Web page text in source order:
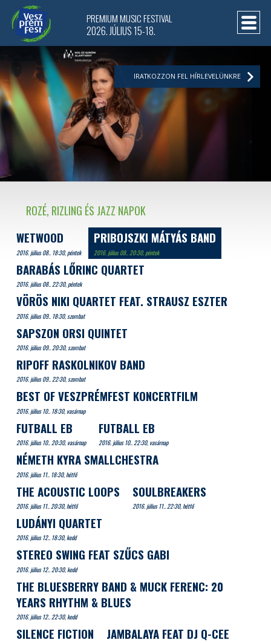
ROZÉ, RIZLING ÉS JAZZ NAPOK
WETWOOD
2016. július 08.. 18:30, péntek
PRIBOJSZKI MÁTYÁS BAND
2016. július 08.. 20:30, péntek
BARABÁS LŐRINC QUARTET
2016. július 08.. 22:30, péntek
VÖRÖS NIKI QUARTET FEAT. STRAUSZ ESZTER
2016. július 09.. 18:30, szombat
SAPSZON ORSI QUINTET
2016. július 09.. 20:30, szombat
RIPOFF RASKOLNIKOV BAND
2016. július 09.. 22:30, szombat
BEST OF VESZPRÉMFEST KONCERTFILM
2016. július 10.. 18:30, vasárnap
FUTBALL EB
2016. július 10.. 20:30, vasárnap
FUTBALL EB
2016. július 10.. 22:30, vasárnap
NÉMETH KYRA SMALLCHESTRA
2016. július 11.. 18:30, hétfő
THE ACOUSTIC LOOPS
2016. július 11.. 20:30, hétfő
SOULBREAKERS
2016. július 11.. 22:30, hétfő
LUDÁNYI QUARTET
2016. július 12.. 18:30, kedd
STEREO SWING FEAT SZŰCS GABI
2016. július 12.. 20:30, kedd
THE BLUESBERRY BAND & MUCK FERENC: 20
YEARS RHYTHM & BLUES
2016. július 12.. 22:30, kedd
SILENCE FICTION JAMBALAYA FEAT DJ Q-CEE
PREMIUM MUSIC FESTIVAL
2026. JÚLIUS 15-18.
IRATKOZZON FEL HÍRLEVELÜNKRE